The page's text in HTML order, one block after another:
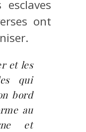
ont
et les
qui
bord
au
et